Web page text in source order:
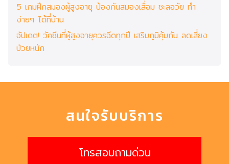
5 เกมฝึกสมองผู้สูงอายุ ป้องกันสมองเสื่อม ชะลอวัย ทำ
ง่ายๆ ได้ที่บ้าน
อัปเดต! วัคซีนที่ผู้สูงอายุควรฉีดทุกปี เสริมภูมิคุ้มกัน ลดเสี่ยง
ป่วยหนัก
สนใจรับบริการ
โทรสอบถามด่วน